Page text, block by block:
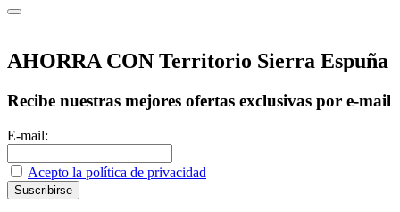
AHORRA CON Territorio Sierra Espuña
Recibe nuestras mejores ofertas exclusivas por e-mail
E-mail:
Acepto la política de privacidad